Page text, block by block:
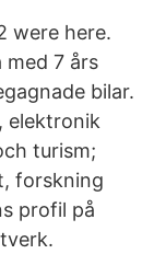
were here.
med 7 års
bilar.
elektronik
turism;
forskning
profil på